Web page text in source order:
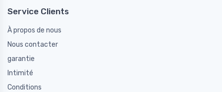
Service Clients
À propos de nous
Nous contacter
garantie
Intimité
Conditions